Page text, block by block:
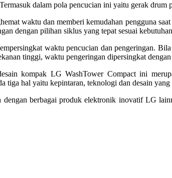
dalam pola pencucian ini yaitu gerak drum
waktu dan memberi kemudahan pengguna
dengan pilihan siklus yang tepat sesuai
waktu pencucian dan pengeringan.
tinggi, waktu pengeringan dipersingkat
kompak LG WashTower Compact ini
tiga hal yaitu kepintaran, teknologi dan desain
dengan berbagai produk elektronik inovatif LG